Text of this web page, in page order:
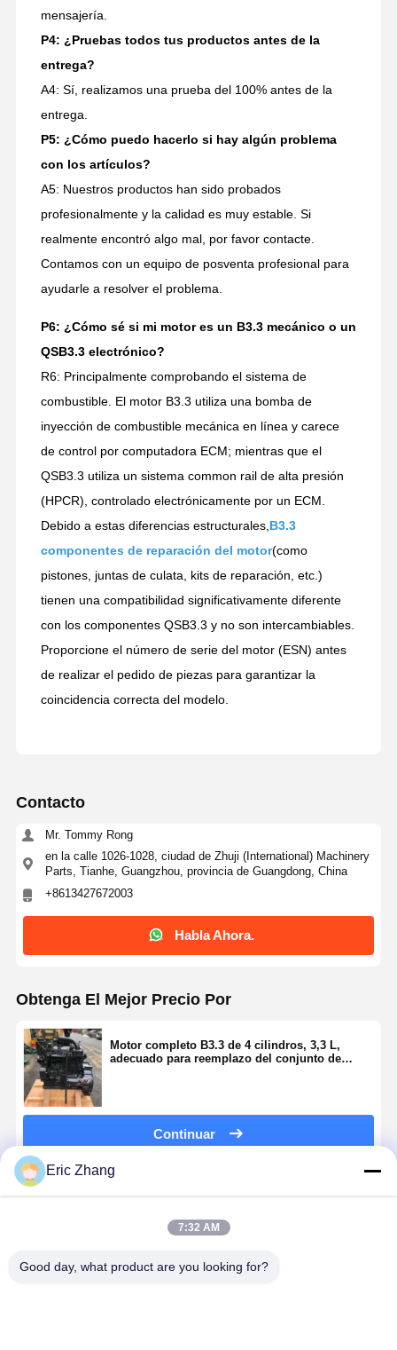
mensajería.
P4: ¿Pruebas todos tus productos antes de la
entrega?
A4: Sí, realizamos una prueba del 100% antes de la
entrega.
P5: ¿Cómo puedo hacerlo si hay algún problema
con los artículos?
A5: Nuestros productos han sido probados
profesionalmente y la calidad es muy estable. Si
realmente encontró algo mal, por favor contacte.
Contamos con un equipo de posventa profesional para
ayudarle a resolver el problema.
P6: ¿Cómo sé si mi motor es un B3.3 mecánico o un
QSB3.3 electrónico?
R6: Principalmente comprobando el sistema de
combustible. El motor B3.3 utiliza una bomba de
inyección de combustible mecánica en línea y carece
de control por computadora ECM; mientras que el
QSB3.3 utiliza un sistema common rail de alta presión
(HPCR), controlado electrónicamente por un ECM.
Debido a estas diferencias estructurales, B3.3
componentes de reparación del motor(como
pistones, juntas de culata, kits de reparación, etc.)
tienen una compatibilidad significativamente diferente
con los componentes QSB3.3 y no son intercambiables.
Proporcione el número de serie del motor (ESN) antes
de realizar el pedido de piezas para garantizar la
coincidencia correcta del modelo.
Contacto
Mr. Tommy Rong
en la calle 1026-1028, ciudad de Zhuji (International) Machinery
Parts, Tianhe, Guangzhou, provincia de Guangdong, China
+8613427672003
Habla Ahora.
Obtenga El Mejor Precio Por
Motor completo B3.3 de 4 cilindros, 3,3 L,
adecuado para reemplazo del conjunto de
Continuar
Productos Recomendados
Eric Zhang
7:32 AM
Good day, what product are you looking for?